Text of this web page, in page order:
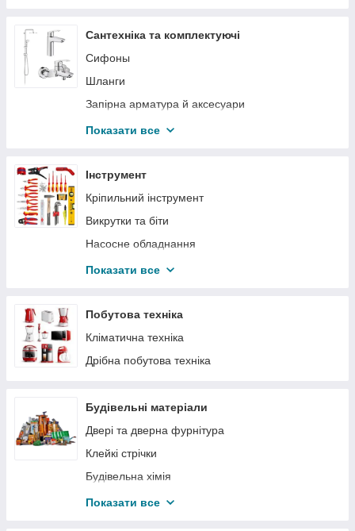
Циркуляційні насоси
Гідроакумулятори і розширювальні баки
Комплектуючі для насосів
Реле тиску води
Каналізаційні станції
Перетворювач частоти для насоса
Промышленные насосы
Насоси для басейну
Сантехніка та комплектуючі
Сифоны
Шланги
Запірна арматура й аксесуари
Водонагрівачі електричні
Смесители
Показати все
Інструмент
Кріпильний інструмент
Викрутки та біти
Насосне обладнання
Пневмоінструмент та обладнання
Малярний інструмент
Сумки та ящики для інструментів
Абразивні інструменти
Автоінструмент
Вимірювальний інструмент
Електроінструмент
Газові балони та обладнання
Бензоінструмент
Показати все
Побутова техніка
Кліматична техніка
Дрібна побутова техніка
Будівельні матеріали
Двері та дверна фурнітура
Клейкі стрічки
Будівельна хімія
Будівельний кріплення
Показати все